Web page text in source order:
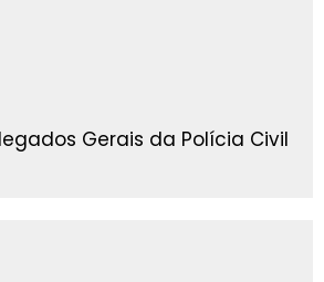
Gerais da Polícia Civil